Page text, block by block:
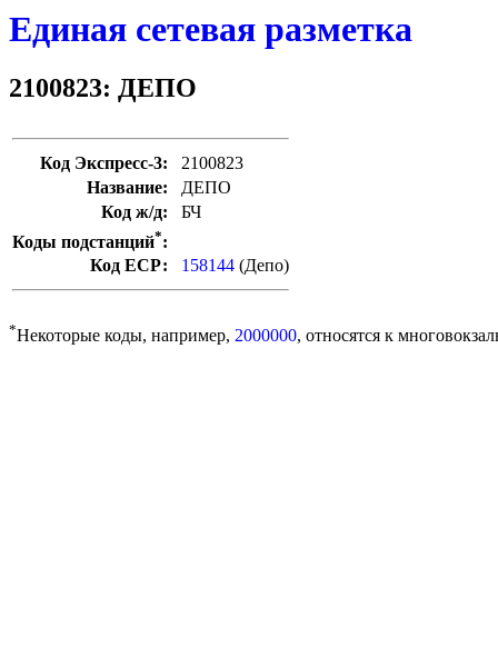
Единая сетевая разметка
2100823: ДЕПО
Код Экспресс-3:
2100823
Название:
ДЕПО
Код ж/д:
БЧ
Коды подстанций*:
Код ЕСР:
158144 (Депо)
*Некоторые коды, например, 2000000, относятся к